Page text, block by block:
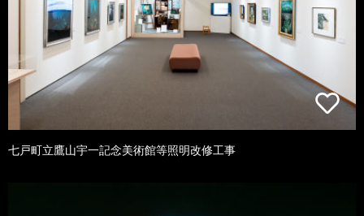
七戸町立鷹山宇一記念美術館等照明改修工事